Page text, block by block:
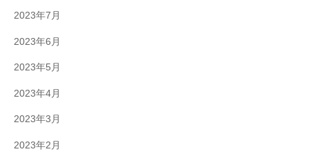
2023年7月
2023年6月
2023年5月
2023年4月
2023年3月
2023年2月